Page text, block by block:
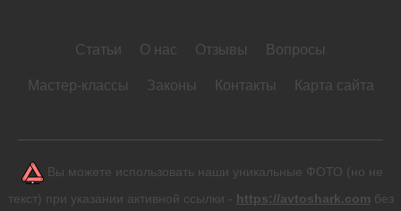
Статьи О нас Отзывы Вопросы
Мастер-классы Законы Контакты Карта сайта
Вы можете использовать наши уникальные ФОТО (но не
текст) при указании активной ссылки - https://avtoshark.com без